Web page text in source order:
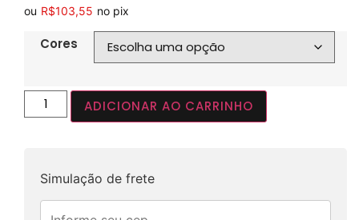
ou R$103,55 no pix
Cores
ADICIONAR AO CARRINHO
Simulação de frete